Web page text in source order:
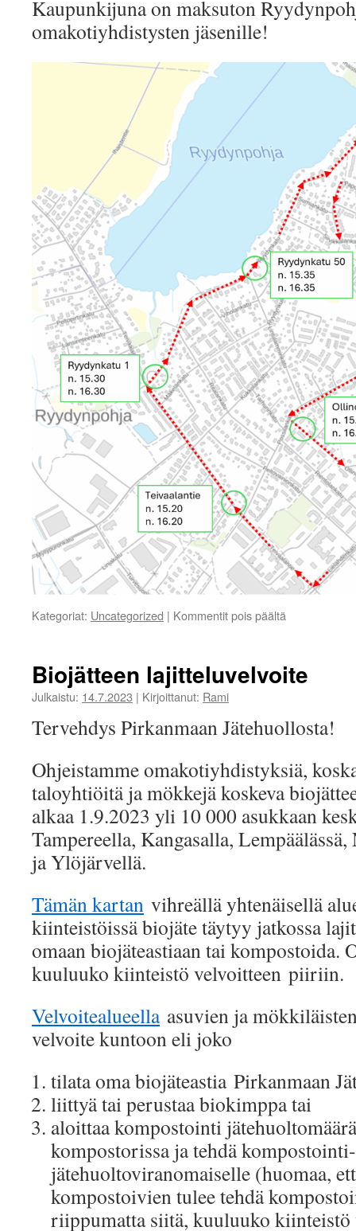
Kaupunkijuna on maksuton
omakotiyhdistysten jäsenille!
Kategoriat: Uncategorized | Kommentit pois päältä
lauantaina
23.8.2025
Biojätteen lajitteluvelvoite
Julkaistu: 14.7.2023 | Kirjoittanut: Rami
Tervehdys Pirkanmaan Jätehuollosta!
Ohjeistamme omakotiyhdistyksiä,
taloyhtiöitä ja mökkejä koskeva
alkaa 1.9.2023 yli 10 000 asukkaan
Tampereella, Kangasalla,
ja Ylöjärvellä.
Tämän kartan vihreällä yhtenäisellä
kiinteistöissä biojäte täytyy jatkossa
omaan biojäteastiaan tai kompostoida.
kuuluuko kiinteistö velvoitteen piiriin.
Velvoitealueellaasuvien ja
velvoite kuntoon eli joko
tilata oma biojäteastia Pirkanmaan
liittyä tai perustaa biokimppa tai
aloittaa kompostointi
kompostorissa ja tehdä
jätehuoltoviranomaiselle (huomaa,
kompostoivien tulee tehdä
riippumatta siitä, kuuluuko kiinteistö